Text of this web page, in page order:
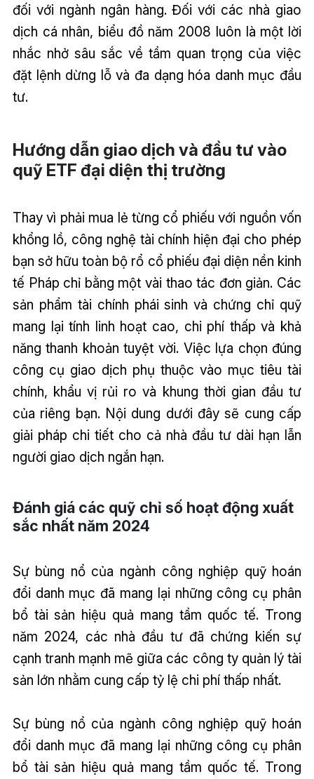
đối với ngành ngân hàng. Đối với các nhà giao
dịch cá nhân, biểu đồ năm 2008 luôn là một lời
nhắc nhở sâu sắc về tầm quan trọng của việc
đặt lệnh dừng lỗ và đa dạng hóa danh mục đầu
tư.
Hướng dẫn giao dịch và đầu tư vào
quỹ ETF đại diện thị trường
Thay vì phải mua lẻ từng cổ phiếu với nguồn vốn
khổng lồ, công nghệ tài chính hiện đại cho phép
bạn sở hữu toàn bộ rổ cổ phiếu đại diện nền kinh
tế Pháp chỉ bằng một vài thao tác đơn giản. Các
sản phẩm tài chính phái sinh và chứng chỉ quỹ
mang lại tính linh hoạt cao, chi phí thấp và khả
năng thanh khoản tuyệt vời. Việc lựa chọn đúng
công cụ giao dịch phụ thuộc vào mục tiêu tài
chính, khẩu vị rủi ro và khung thời gian đầu tư
của riêng bạn. Nội dung dưới đây sẽ cung cấp
giải pháp chi tiết cho cả nhà đầu tư dài hạn lẫn
người giao dịch ngắn hạn.
Đánh giá các quỹ chỉ số hoạt động xuất
sắc nhất năm 2024
Sự bùng nổ của ngành công nghiệp quỹ hoán
đổi danh mục đã mang lại những công cụ phân
bổ tài sản hiệu quả mang tầm quốc tế. Trong
năm 2024, các nhà đầu tư đã chứng kiến sự
cạnh tranh mạnh mẽ giữa các công ty quản lý tài
sản lớn nhằm cung cấp tỷ lệ chi phí thấp nhất.
Sự bùng nổ của ngành công nghiệp quỹ hoán
đổi danh mục đã mang lại những công cụ phân
bổ tài sản hiệu quả mang tầm quốc tế. Trong